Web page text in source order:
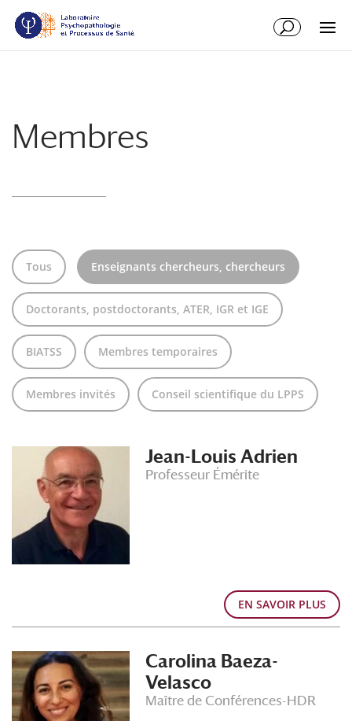
contenu
Membres
Tous Enseignants chercheurs, chercheurs
Doctorants, postdoctorants, ATER, IGR et IGE
BIATSS Membres temporaires
Membres invités Conseil scientifique du LPPS
Jean-Louis Adrien
Professeur Émérite
EN SAVOIR PLUS
Carolina Baeza-
Velasco
Maître de Conférences-HDR